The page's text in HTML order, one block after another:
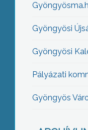
Gyöngyösi
Gyöngyösi
Pályázati
Gyöngyös